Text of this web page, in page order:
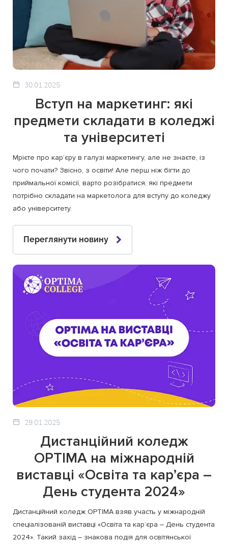
30.01.2025
Вступ на маркетинг: які
предмети складати в коледжі
та університеті
Мрієте про кар’єру в галузі маркетингу, але не знаєте, із
чого почати? Звісно, з освіти! Але перш ніж бігти до
приймальної комісії, варто розібратися, які предмети
потрібно складати на маркетолога для вступу до коледжу
або університету.
Переглянути новину
29.01.2025
Дистанційний коледж
OPTIMA на міжнародній
виставці «Освіта та кар’єра –
День студента 2024»
Дистанційний коледж OPTIMA взяв участь у міжнародній
спеціалізованій виставці «Освіта та кар’єра – День студента
2024». Такий захід – знакова подія для освітянської